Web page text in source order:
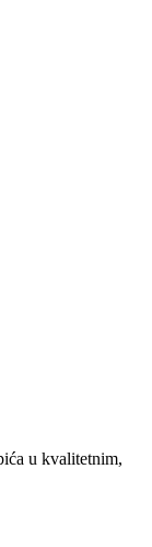
u kvalitetnim,